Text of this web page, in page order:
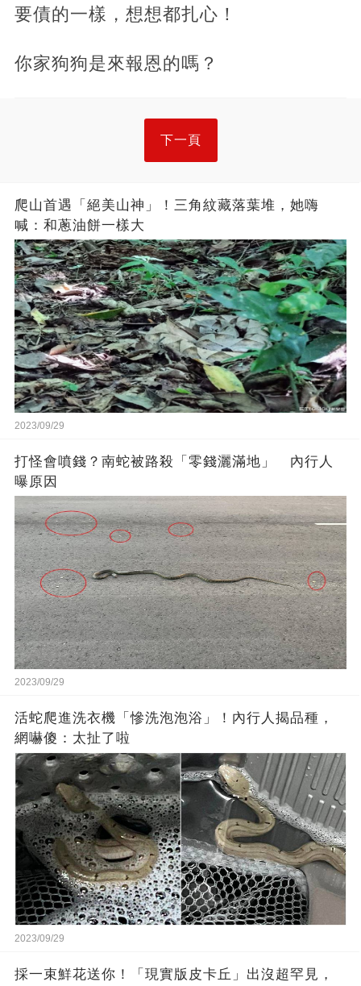
要債的一樣，想想都扎心！
你家狗狗是來報恩的嗎？
下一頁
爬山首遇「絕美山神」！三角紋藏落葉堆，她嗨
喊：和蔥油餅一樣大
2023/09/29
打怪會噴錢？南蛇被路殺「零錢灑滿地」 內行人
曝原因
2023/09/29
活蛇爬進洗衣機「慘洗泡泡浴」！內行人揭品種，
網嚇傻：太扯了啦
2023/09/29
採一束鮮花送你！「現實版皮卡丘」出沒超罕見，